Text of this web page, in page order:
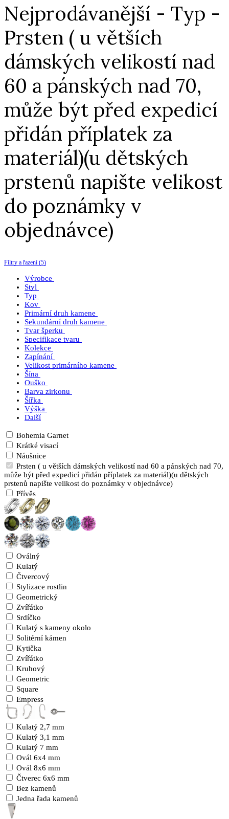
Nejprodávanější - Typ -
Prsten ( u větších
dámských velikostí nad
60 a pánských nad 70,
může být před expedicí
přidán příplatek za
materiál)(u dětských
prstenů napište velikost
do poznámky v
objednávce)
Filtry a řazení (5)
Výrobce
Styl
Typ
Kov
Primární druh kamene
Sekundární druh kamene
Tvar šperku
Specifikace tvaru
Kolekce
Zapínání
Velikost primárního kamene
Šína
Ouško
Barva zirkonu
Šířka
Výška
Další
Bohemia Garnet
Krátké visací
Náušnice
Prsten ( u větších dámských velikostí nad 60 a pánských nad 70,
může být před expedicí přidán příplatek za materiál)(u dětských
prstenů napište velikost do poznámky v objednávce)
Přívěs
Oválný
Kulatý
Čtvercový
Stylizace rostlin
Geometrický
Zvířátko
Srdíčko
Kulatý s kameny okolo
Solitérní kámen
Kytička
Zvířátko
Kruhový
Geometric
Square
Empress
Kulatý 2,7 mm
Kulatý 3,1 mm
Kulatý 7 mm
Ovál 6x4 mm
Ovál 8x6 mm
Čtverec 6x6 mm
Bez kamenů
Jedna řada kamenů